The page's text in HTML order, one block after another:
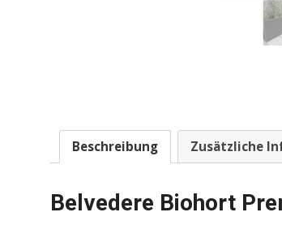
Beschreibung Zusätzliche
Belvedere Biohort